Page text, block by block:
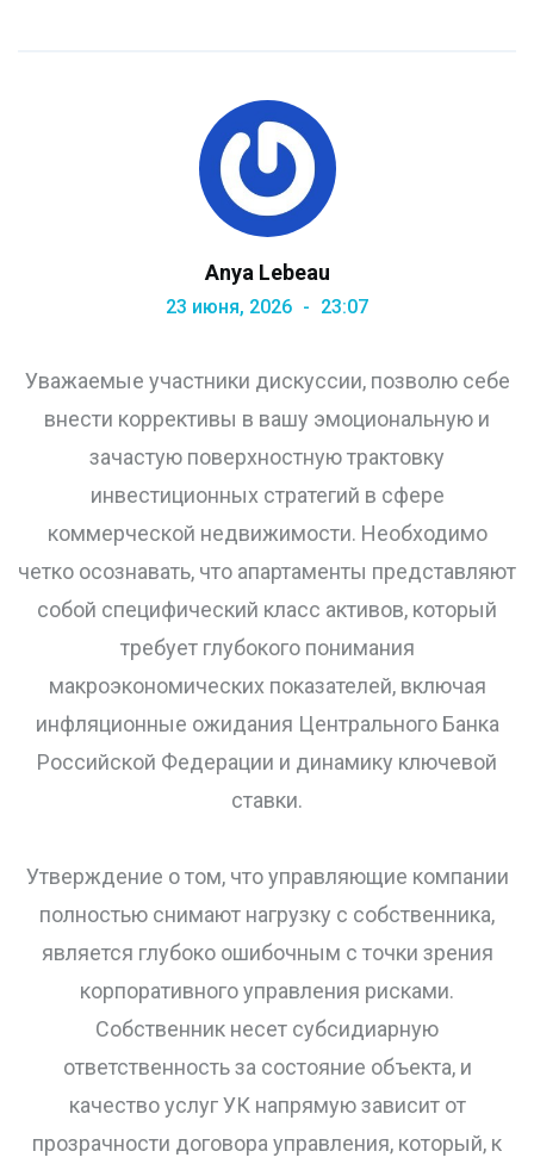
Anya Lebeau
23 июня, 2026 23:07
Уважаемые участники дискуссии, позволю себе
внести коррективы в вашу эмоциональную и
зачастую поверхностную трактовку
инвестиционных стратегий в сфере
коммерческой недвижимости. Необходимо
четко осознавать, что апартаменты представляют
собой специфический класс активов, который
требует глубокого понимания
макроэкономических показателей, включая
инфляционные ожидания Центрального Банка
Российской Федерации и динамику ключевой
ставки.
Утверждение о том, что управляющие компании
полностью снимают нагрузку с собственника,
является глубоко ошибочным с точки зрения
корпоративного управления рисками.
Собственник несет субсидиарную
ответственность за состояние объекта, и
качество услуг УК напрямую зависит от
прозрачности договора управления, который, к